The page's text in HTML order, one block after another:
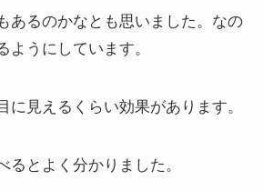
あるのかなとも思いました。なの
ようにしています。
に見えるくらい効果があります。
るとよく分かりました。